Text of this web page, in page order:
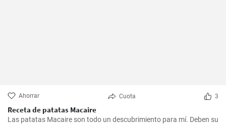
Ahorrar Cuota 3
Receta de patatas Macaire
Las patatas Macaire son todo un descubrimiento para mí. Deben su